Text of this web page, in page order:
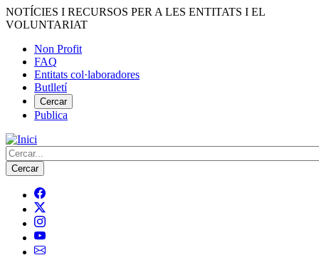
Vés
al
NOTÍCIES I RECURSOS PER A LES ENTITATS I EL
VOLUNTARIAT
Menú
del
compte
d'usuari
Non Profit
FAQ
Entitats col·laboradores
Butlletí
Cercar
Publica
Cerca